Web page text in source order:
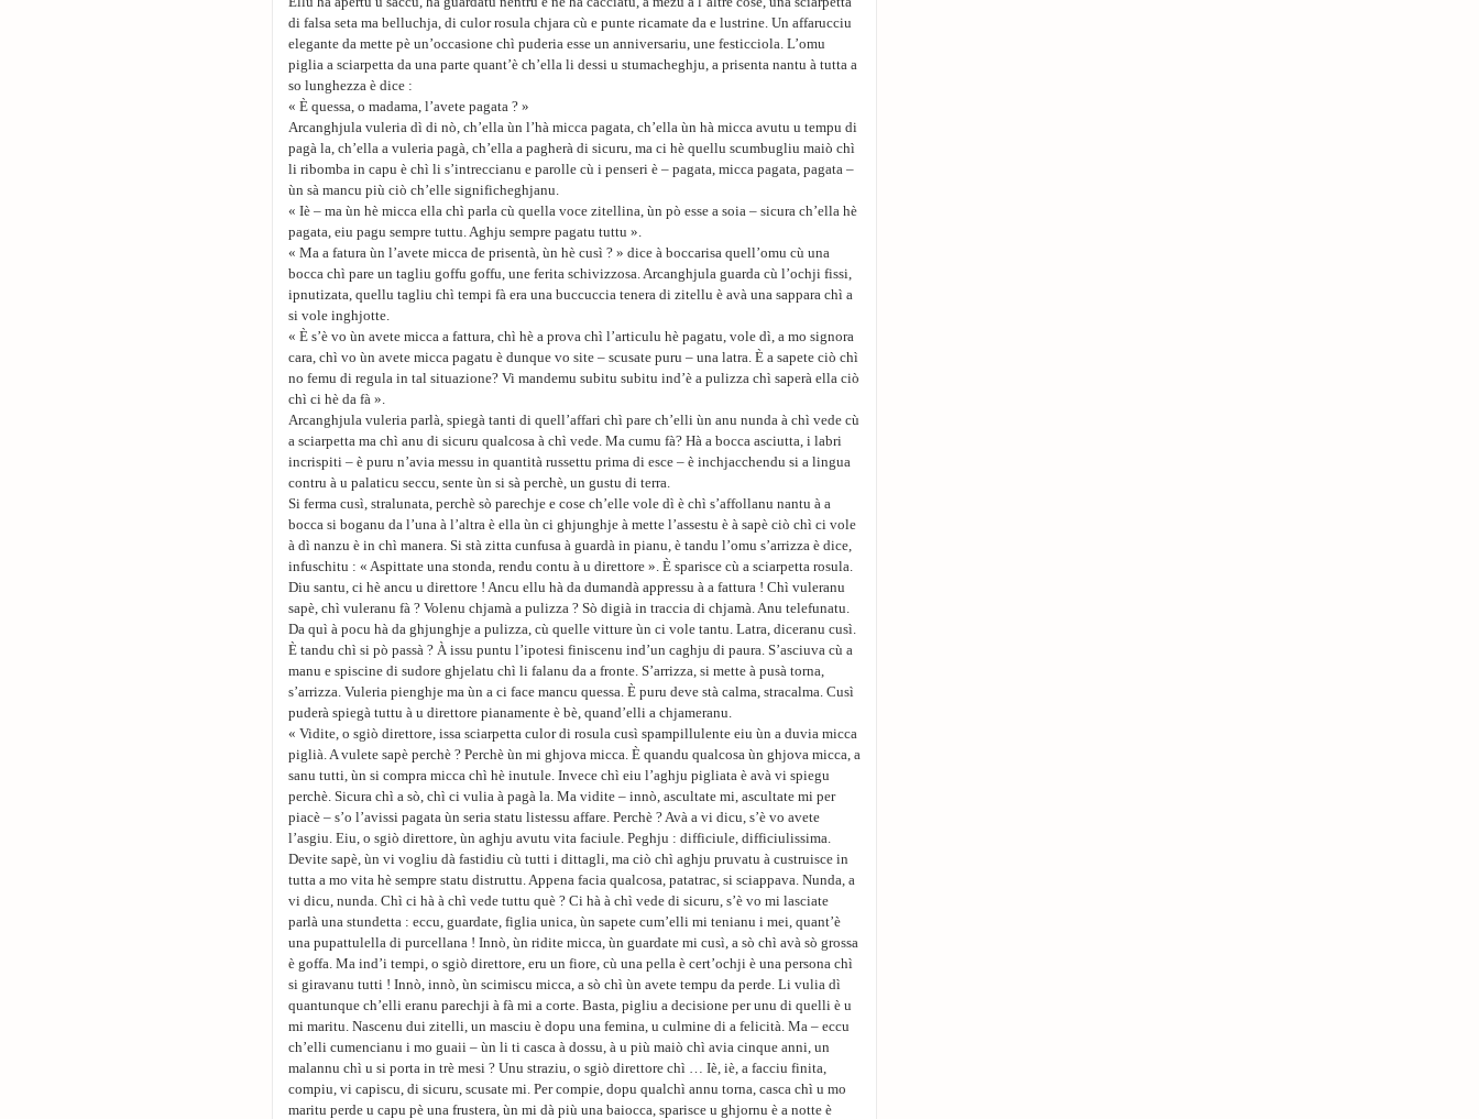
di falsa seta ma belluchja, di culor rosula chjara cù e punte ricamate da e lustrine. Un affarucciu
elegante da mette pè un’occasione chì puderia esse un anniversariu, une festicciola. L’omu
piglia a sciarpetta da una parte quant’è ch’ella li dessi u stumacheghju, a prisenta nantu à tutta a
so lunghezza è dice :
« È quessa, o madama, l’avete pagata ? »
Arcanghjula vuleria dì di nò, ch’ella ùn l’hà micca pagata, ch’ella ùn hà micca avutu u tempu di
pagà la, ch’ella a vuleria pagà, ch’ella a pagherà di sicuru, ma ci hè quellu scumbugliu maiò chì
li ribomba in capu è chì li s’intreccianu e parolle cù i penseri è – pagata, micca pagata, pagata –
ùn sà mancu più ciò ch’elle significheghjanu.
« Iè – ma ùn hè micca ella chì parla cù quella voce zitellina, ùn pò esse a soia – sicura ch’ella hè
pagata, eiu pagu sempre tuttu. Aghju sempre pagatu tuttu ».
« Ma a fatura ùn l’avete micca de prisentà, ùn hè cusì ? » dice à boccarisa quell’omu cù una
bocca chì pare un tagliu goffu goffu, une ferita schivizzosa. Arcanghjula guarda cù l’ochji fissi,
ipnutizata, quellu tagliu chì tempi fà era una buccuccia tenera di zitellu è avà una sappara chì a
si vole inghjotte.
« È s’è vo ùn avete micca a fattura, chì hè a prova chì l’articulu hè pagatu, vole dì, a mo signora
cara, chì vo ùn avete micca pagatu è dunque vo site – scusate puru – una latra. È a sapete ciò chì
no femu di regula in tal situazione? Vi mandemu subitu subitu ind’è a pulizza chì saperà ella ciò
chì ci hè da fà ».
Arcanghjula vuleria parlà, spiegà tanti di quell’affari chì pare ch’elli ùn anu nunda à chì vede cù
a sciarpetta ma chì anu di sicuru qualcosa à chì vede. Ma cumu fà? Hà a bocca asciutta, i labri
incrispiti – è puru n’avia messu in quantità russettu prima di esce – è inchjacchendu si a lingua
contru à u palaticu seccu, sente ùn si sà perchè, un gustu di terra.
Si ferma cusì, stralunata, perchè sò parechje e cose ch’elle vole dì è chì s’affollanu nantu à a
bocca si boganu da l’una à l’altra è ella ùn ci ghjunghje à mette l’assestu è à sapè ciò chì ci vole
à dì nanzu è in chì manera. Si stà zitta cunfusa à guardà in pianu, è tandu l’omu s’arrizza è dice,
infuschitu : « Aspittate una stonda, rendu contu à u direttore ». È sparisce cù a sciarpetta rosula.
Diu santu, ci hè ancu u direttore ! Ancu ellu hà da dumandà appressu à a fattura ! Chì vuleranu
sapè, chì vuleranu fà ? Volenu chjamà a pulizza ? Sò digià in traccia di chjamà. Anu telefunatu.
Da quì à pocu hà da ghjunghje a pulizza, cù quelle vitture ùn ci vole tantu. Latra, diceranu cusì.
È tandu chì si pò passà ? À issu puntu l’ipotesi finiscenu ind’un caghju di paura. S’asciuva cù a
manu e spiscine di sudore ghjelatu chì li falanu da a fronte. S’arrizza, si mette à pusà torna,
s’arrizza. Vuleria pienghje ma ùn a ci face mancu quessa. È puru deve stà calma, stracalma. Cusì
puderà spiegà tuttu à u direttore pianamente è bè, quand’elli a chjameranu.
« Vidite, o sgiò direttore, issa sciarpetta culor di rosula cusì spampillulente eiu ùn a duvia micca
piglià. A vulete sapè perchè ? Perchè ùn mi ghjova micca. È quandu qualcosa ùn ghjova micca, a
sanu tutti, ùn si compra micca chì hè inutule. Invece chì eiu l’aghju pigliata è avà vi spiegu
perchè. Sicura chì a sò, chì ci vulia à pagà la. Ma vidite – innò, ascultate mi, ascultate mi per
piacè – s’o l’avissi pagata ùn seria statu listessu affare. Perchè ? Avà a vi dicu, s’è vo avete
l’asgiu. Eiu, o sgiò direttore, ùn aghju avutu vita faciule. Peghju : difficiule, difficiulissima.
Devite sapè, ùn vi vogliu dà fastidiu cù tutti i dittagli, ma ciò chì aghju pruvatu à custruisce in
tutta a mo vita hè sempre statu distruttu. Appena facia qualcosa, patatrac, si sciappava. Nunda, a
vi dicu, nunda. Chì ci hà à chì vede tuttu què ? Ci hà à chì vede di sicuru, s’è vo mi lasciate
parlà una stundetta : eccu, guardate, figlia unica, ùn sapete cum’elli mi tenianu i mei, quant’è
una pupattulella di purcellana ! Innò, ùn ridite micca, ùn guardate mi cusì, a sò chì avà sò grossa
è goffa. Ma ind’i tempi, o sgiò direttore, eru un fiore, cù una pella è cert’ochji è una persona chì
si giravanu tutti ! Innò, innò, ùn scimiscu micca, a sò chì ùn avete tempu da perde. Li vulia dì
quantunque ch’elli eranu parechji à fà mi a corte. Basta, pigliu a decisione per unu di quelli è u
mi maritu. Nascenu dui zitelli, un masciu è dopu una femina, u culmine di a felicità. Ma – eccu
ch’elli cumencianu i mo guaii – ùn li ti casca à dossu, à u più maiò chì avia cinque anni, un
malannu chì u si porta in trè mesi ? Unu straziu, o sgiò direttore chì … Iè, iè, a facciu finita,
compiu, vi capiscu, di sicuru, scusate mi. Per compie, dopu qualchì annu torna, casca chì u mo
maritu perde u capu pè una frustera, ùn mi dà più una baiocca, sparisce u ghjornu è a notte è